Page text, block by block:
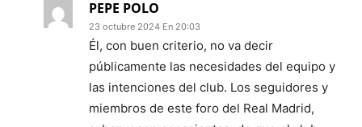
PEPE POLO
23 octubre 2024 En 20:03
Él, con buen criterio, no va decir
públicamente las necesidades del equipo y
las intenciones del club. Los seguidores y
miembros de este foro del Real Madrid,